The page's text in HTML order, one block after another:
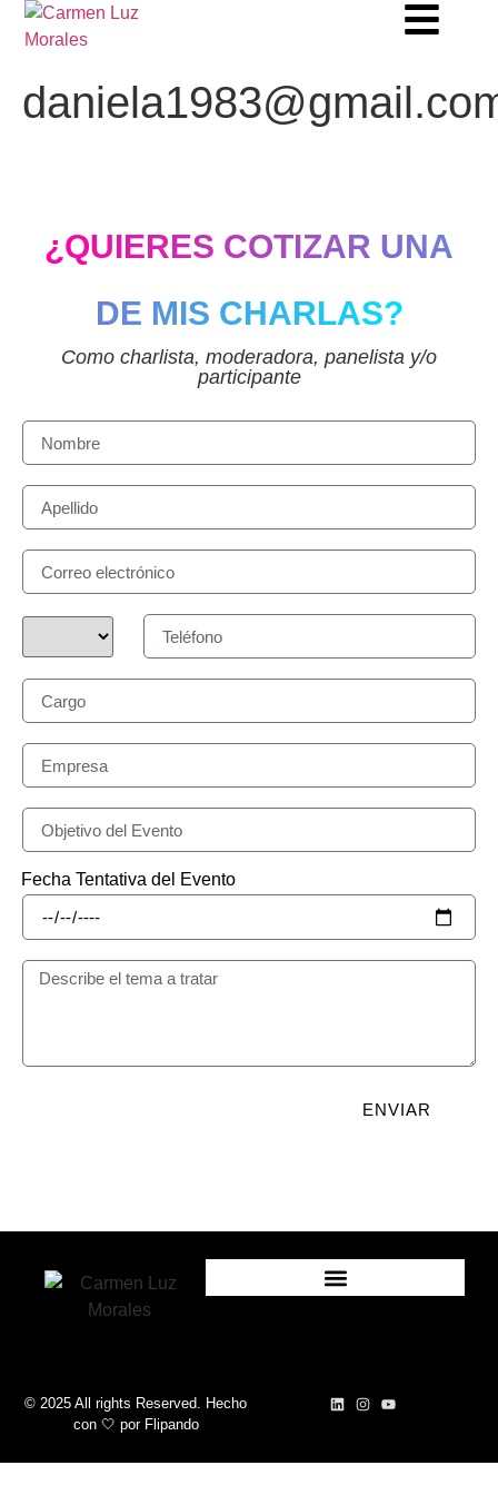
¿QUIERES COTIZAR UNA
DE MIS CHARLAS?
Como charlista, moderadora, panelista y/o
participante
Fecha Tentativa del Evento
ENVIAR
© 2025 All rights Reserved. Hecho
con 🤍 por Flipando